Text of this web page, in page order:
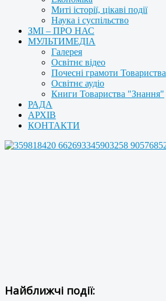
Миті історії, цікаві події
Наука і суспільство
ЗМІ – ПРО НАС
МУЛЬТИМЕДІА
Галерея
Освітнє відео
Почесні грамоти Товариства
Освітнє аудіо
Книги Товариства "Знання"
РАДА
АРХІВ
КОНТАКТИ
Найближчі події: